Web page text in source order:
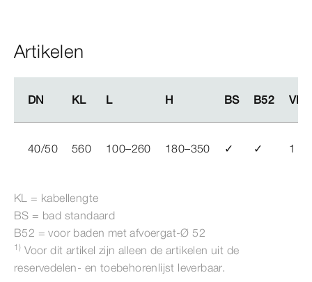
Artikelen
DN KL L H BS B52 VE
DN KL L H BS B52 VE
40/50 560 100–260 180–350 ✓ ✓ 1
KL = kabellengte
BS = bad standaard
B52 = voor baden met afvoergat-Ø52
1) Voor dit artikel zijn alleen de artikelen uit de
reservedelen- en toebehorenlijst leverbaar.